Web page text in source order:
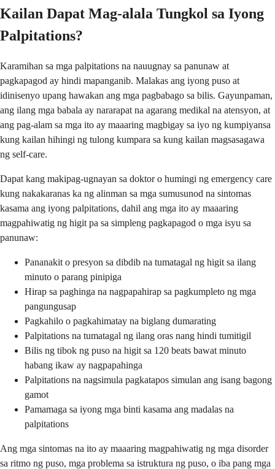
Kailan Dapat Mag-alala Tungkol sa Iyong
Palpitations?
Karamihan sa mga palpitations na nauugnay sa panunaw at
pagkapagod ay hindi mapanganib. Malakas ang iyong puso at
idinisenyo upang hawakan ang mga pagbabago sa bilis. Gayunpaman,
ang ilang mga babala ay nararapat na agarang medikal na atensyon, at
ang pag-alam sa mga ito ay maaaring magbigay sa iyo ng kumpiyansa
kung kailan hihingi ng tulong kumpara sa kung kailan magsasagawa
ng self-care.
Dapat kang makipag-ugnayan sa doktor o humingi ng emergency care
kung nakakaranas ka ng alinman sa mga sumusunod na sintomas
kasama ang iyong palpitations, dahil ang mga ito ay maaaring
magpahiwatig ng higit pa sa simpleng pagkapagod o mga isyu sa
panunaw:
Pananakit o presyon sa dibdib na tumatagal ng higit sa ilang
minuto o parang pinipiga
Hirap sa paghinga na nagpapahirap sa pagkumpleto ng mga
pangungusap
Pagkahilo o pagkahimatay na biglang dumarating
Palpitations na tumatagal ng ilang oras nang hindi tumitigil
Bilis ng tibok ng puso na higit sa 120 beats bawat minuto
habang ikaw ay nagpapahinga
Palpitations na nagsimula pagkatapos simulan ang isang bagong
gamot
Pamamaga sa iyong mga binti kasama ang madalas na
palpitations
Ang mga sintomas na ito ay maaaring magpahiwatig ng mga disorder
sa ritmo ng puso, mga problema sa istruktura ng puso, o iba pang mga